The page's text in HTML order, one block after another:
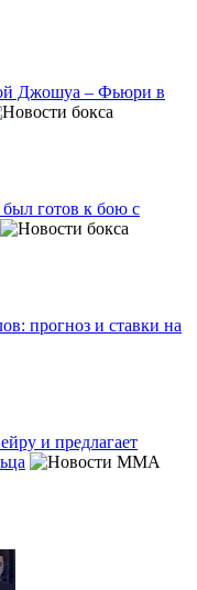
Джошуа – Фьюри в
готов к бою с
прогноз и ставки на
и предлагает